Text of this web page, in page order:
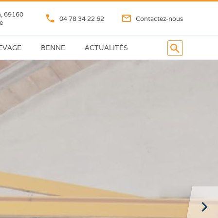
69160
04 78 34 22 62 Contactez-nous
BENNE
Bennes
basculantes
chargeuse
ACTUALITÉS